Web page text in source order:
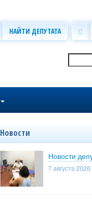
НАЙТИ ДЕПУТАТА
Поиск
Новости
Новости
7 августа 2026